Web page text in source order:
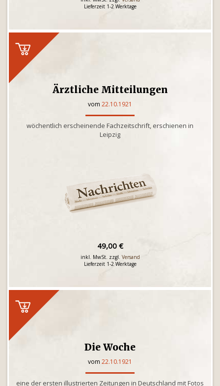
Lieferzeit 1-2 Werktage
Ärztliche Mitteilungen
vom 22.10.1921
wöchentlich erscheinende Fachzeitschrift, erschienen in
Leipzig
49,00 €
inkl. MwSt. zzgl. Versand
Lieferzeit 1-2 Werktage
Die Woche
vom 22.10.1921
eine der ersten illustrierten Zeitungen in Deutschland mit Fotos